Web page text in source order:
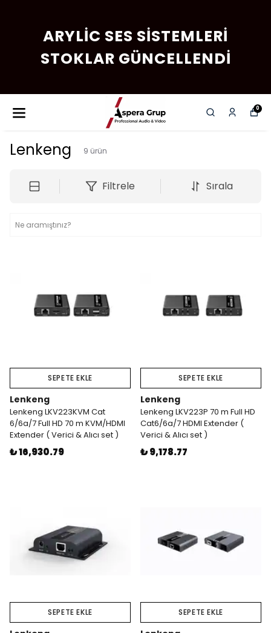
ARYLIC SES SISTEMLERI
STOKLAR GÜNCELLENDI
0
Lenkeng 9 ürün
Filtrele Sırala
SEPETE EKLE
Lenkeng
Lenkeng LKV223KVM Cat
6/6a/7 Full HD 70 m KVM/HDMI
Extender ( Verici & Alıcı set )
₺ 16,930.79
SEPETE EKLE
Lenkeng
Lenkeng LKV223P 70 m Full HD
Cat6/6a/7 HDMI Extender (
Verici & Alıcı set )
₺ 9,178.77
SEPETE EKLE SEPETE EKLE